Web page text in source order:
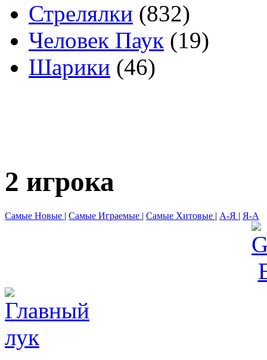
Стрелялки (832)
Человек Паук (19)
Шарики (46)
2 игрока
Самые Новые | Самые Играемые | Самые Хитовые | А-Я | Я-А